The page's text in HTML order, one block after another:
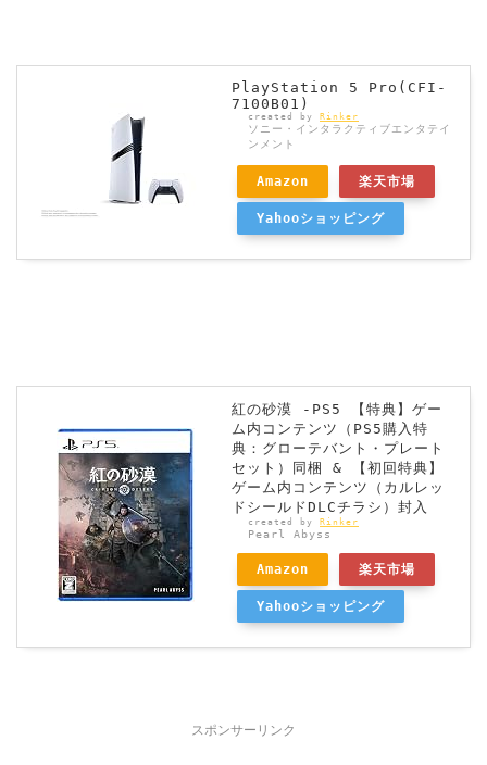
PlayStation 5 Pro(CFI-
7100B01)
created by Rinker
ソニー・インタラクティブエンタテイ
ンメント
Amazon 楽天市場
Yahooショッピング
紅の砂漠 -PS5 【特典】ゲー
ム内コンテンツ（PS5購入特
典：グローテバント・プレート
セット）同梱 & 【初回特典】
ゲーム内コンテンツ（カルレッ
ドシールドDLCチラシ）封入
created by Rinker
Pearl Abyss
Amazon 楽天市場
Yahooショッピング
スポンサーリンク